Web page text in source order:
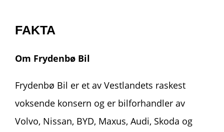
FAKTA
Om Frydenbø Bil
Frydenbø Bil er et av Vestlandets raskest
voksende konsern og er bilforhandler av
Volvo, Nissan, BYD, Maxus, Audi, Skoda og